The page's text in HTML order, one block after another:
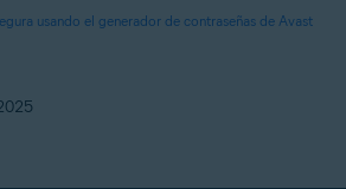
usando el generador de contraseñas de Avast